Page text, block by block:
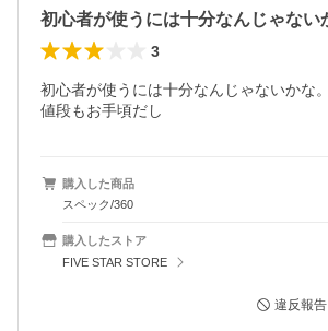
3
初心者が使うには十分なんじゃないかな。
値段もお手頃だし
購入した商品
スペック/360
購入したストア
FIVE STAR STORE
違反報告